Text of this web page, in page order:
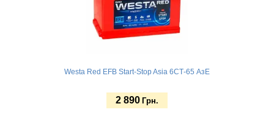
Westa Red EFB Start-Stop Asia 6СТ-65 АзЕ
2 890 Грн.